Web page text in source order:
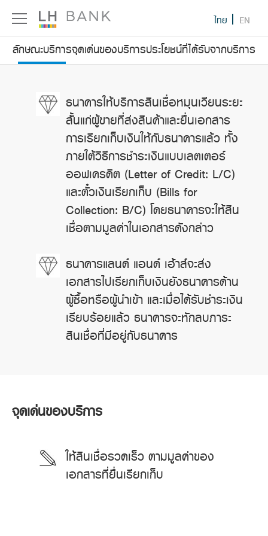
ไทย EN
ลักษณะบริการจุดเด่นของบริการประโยชน์ที่ได้รับจากบริการ
ธนาคารให้บริการสินเชื่อหมุนเวียนระยะ
สั้นแก่ผู้ขายที่ส่งสินค้าและยื่นเอกสาร
การเรียกเก็บเงินให้กับธนาคารแล้ว ทั้ง
ภายใต้วิธีการชำระเงินแบบเลตเตอร์
ออฟเครดิต (Letter of Credit: L/C)
และตั๋วเงินเรียกเก็บ (Bills for
Collection: B/C) โดยธนาคารจะให้สิน
เชื่อตามมูลค่าในเอกสารดังกล่าว
ธนาคารแลนด์ แอนด์ เฮ้าส์จะส่ง
เอกสารไปเรียกเก็บเงินยังธนาคารด้าน
ผู้ซื้อหรือผู้นำเข้า และเมื่อได้รับชำระเงิน
เรียบร้อยแล้ว ธนาคารจะหักลบภาระ
สินเชื่อที่มีอยู่กับธนาคาร
จุดเด่นของบริการ
ให้สินเชื่อรวดเร็ว ตามมูลค่าของ
เอกสารที่ยื่นเรียกเก็บ